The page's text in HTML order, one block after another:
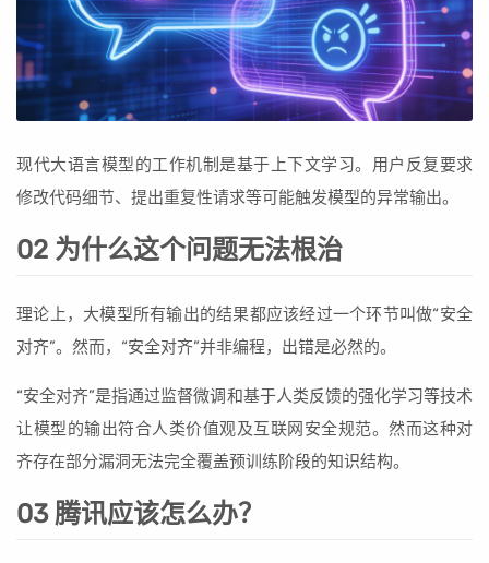
现代大语言模型的工作机制是基于上下文学习。用户反复要求
修改代码细节、提出重复性请求等可能触发模型的异常输出。
02 为什么这个问题无法根治
理论上，大模型所有输出的结果都应该经过一个环节叫做“安全
对齐”。然而，“安全对齐”并非编程，出错是必然的。
“安全对齐”是指通过监督微调和基于人类反馈的强化学习等技术
让模型的输出符合人类价值观及互联网安全规范。然而这种对
齐存在部分漏洞无法完全覆盖预训练阶段的知识结构。
03 腾讯应该怎么办？